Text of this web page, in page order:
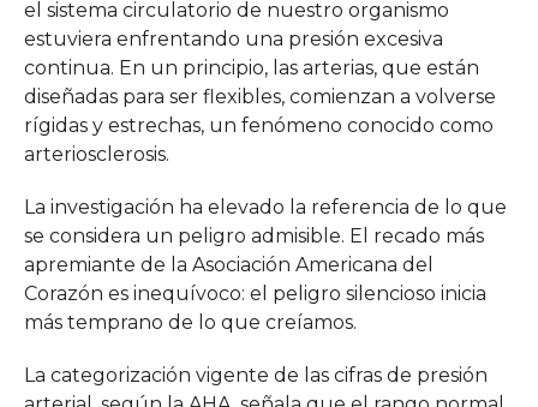
el sistema circulatorio de nuestro organismo
estuviera enfrentando una presión excesiva
continua. En un principio, las arterias, que están
diseñadas para ser flexibles, comienzan a volverse
rígidas y estrechas, un fenómeno conocido como
arteriosclerosis.
La investigación ha elevado la referencia de lo que
se considera un peligro admisible. El recado más
apremiante de la Asociación Americana del
Corazón es inequívoco: el peligro silencioso inicia
más temprano de lo que creíamos.
La categorización vigente de las cifras de presión